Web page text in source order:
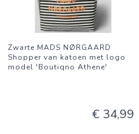
Zwarte MADS NØRGAARD
Shopper van katoen met logo
model 'Boutiqno Athene'
€ 34,99